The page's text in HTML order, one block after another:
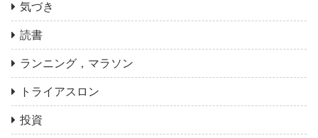
気づき
読書
ランニング，マラソン
トライアスロン
投資